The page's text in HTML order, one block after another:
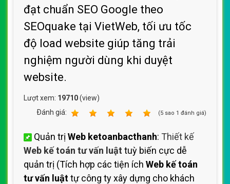
đạt chuẩn SEO Google theo
SEOquake tại VietWeb, tối ưu tốc
độ load website giúp tăng trải
nghiệm người dùng khi duyệt
website.
Lượt xem: 19710(view)
Ðánh giá:
(5 sao 1 đánh giá)
Quản trị Web ketoanbacthanh: Thiết kế
Web kế toán tư vấn luật tuỳ biến cực dễ
quản trị (Tích hợp các tiện ích Web kế toán
tư vấn luậttự công ty xây dựng cho khách